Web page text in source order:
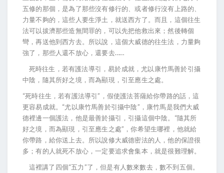
五修的那個，是為了那些沒有修行的、或者修行沒有上路的、
力量不夠的，這些人要生淨土，就送西方了。而且，這個往生
法可以拔濟那些造無間罪的，可以先把他救出來；然後轉個
彎，再送他到西方去。所以說，這個大威德的往生法，力量夠
強了，那些人還不放心，還要去……
死時往生，若有護法導引，易於成就，尤以康竹馬善於引攝
中陰，隨其所好之境，而為顯現，引至應生之處。
“死時往生，若有護法導引”，假使護法菩薩給你帶路的話，這
更容易成就。“尤以康竹馬善於引攝中陰”，康竹馬是我們大威
德裡邊一個護法，他是最善於攝引，引攝這個中陰。“隨其所
好之境，而為顯現，引至應生之處”，你希望生哪裡，他就給
你帶路，給你送上去。所以說修大威德密法的人，他的保證很
多；有的人就死不放心，一定要追求會集本，就是很難理解。
這裡講了四個“五力”了，但是有人數來數去，數不到五個。